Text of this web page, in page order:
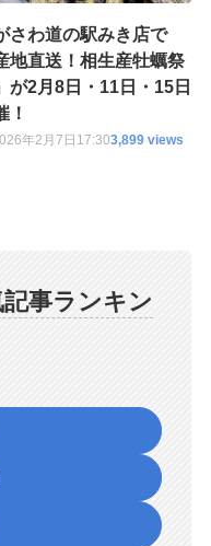
さわ道の駅みき店で
地直送！相生産牡蠣祭
が2月8日・11日・15日
！
年2月7日 17:303,899 views
事ランキン